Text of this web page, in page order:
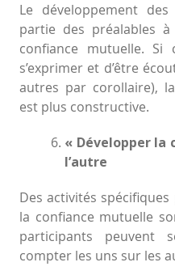
Le développement des
partie des préalables
confiance mutuelle. Si
s’exprimer et d’être
autres par corollaire),
est plus constructive.
« Développer la
l’autre
Des activités
la confiance mutuelle
participants peuvent
compter les uns sur les